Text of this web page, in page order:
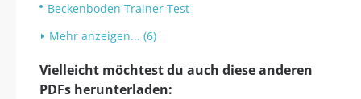
Beckenboden Trainer Test
Mehr anzeigen... (6)
Vielleicht möchtest du auch diese anderen
PDFs herunterladen: